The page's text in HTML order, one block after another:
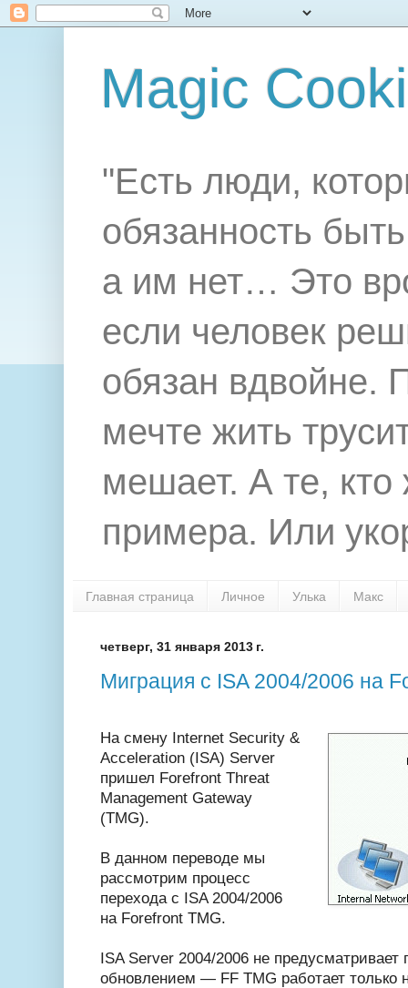
Magic
"Есть люди,
обязанность
а им нет… Это
если человек
обязан вдвойне.
мечте жить
мешает. А те,
примера. Или
Главная страница Личное Улька Макс
четверг, 31 января 2013 г.
Миграция с ISA 2004/2006 на
На смену Internet Security &
Acceleration (ISA) Server
пришел Forefront Threat
Management Gateway
(TMG).
В данном переводе мы
рассмотрим процесс
перехода с ISA 2004/2006
на Forefront TMG.
ISA Server 2004/2006 не
обновлением — FF TMG работает